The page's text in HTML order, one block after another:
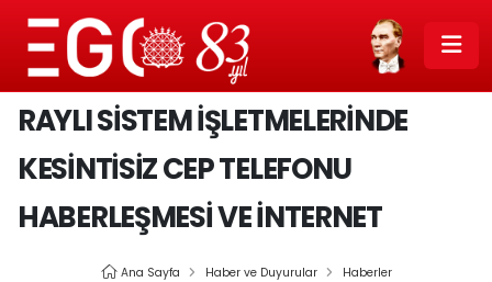
RAYLI SİSTEM İŞLETMELERİNDE
KESİNTİSİZ CEP TELEFONU
HABERLEŞMESİ VE İNTERNET
Ana Sayfa Haber ve Duyurular Haberler